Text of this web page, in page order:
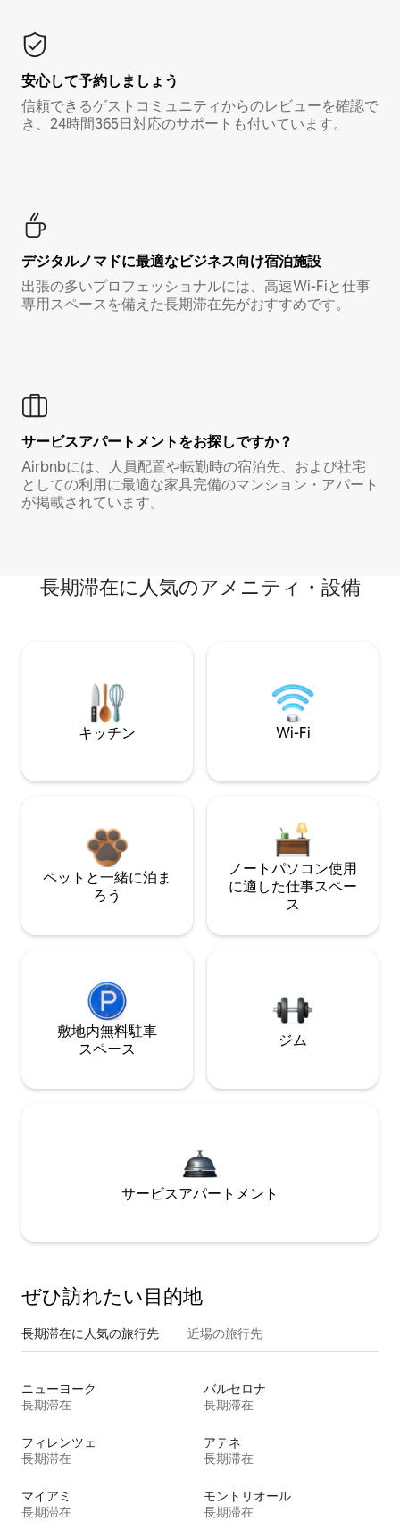
安心して予約しましょう
信頼できるゲストコミュニティからのレビューを確認で
き、24時間365日対応のサポートも付いています。
デジタルノマド⁠に最⁠適⁠なビ⁠ジ⁠ネ⁠ス⁠向⁠け宿⁠泊⁠施⁠設
出張の多いプロフェッショナルには、高速Wi-Fiと仕事
専用スペースを備えた長期滞在先がおすすめです。
サービスアパートメントをお探しですか？
Airbnbには、人員配置や転勤時の宿泊先、および社宅
としての利用に最適な家具完備のマンション・アパート
が掲載されています。
長期滞在に人気のアメニティ・設備
キッチン Wi-Fi
ペットと一緒に泊ま
ろう
ノートパソコン使用
に適した仕事スペー
ス
敷地内無料駐⁠車
ス⁠ペ⁠ー⁠ス
ジム
サービスアパートメント
ぜひ訪⁠れ⁠た⁠い目⁠的⁠地
長期滞在に人気の旅行先 近場の旅行先
ニューヨーク
長期滞在
バルセロナ
長期滞在
フィレンツェ
長期滞在
アテネ
長期滞在
マイアミ
長期滞在
モントリオール
長期滞在